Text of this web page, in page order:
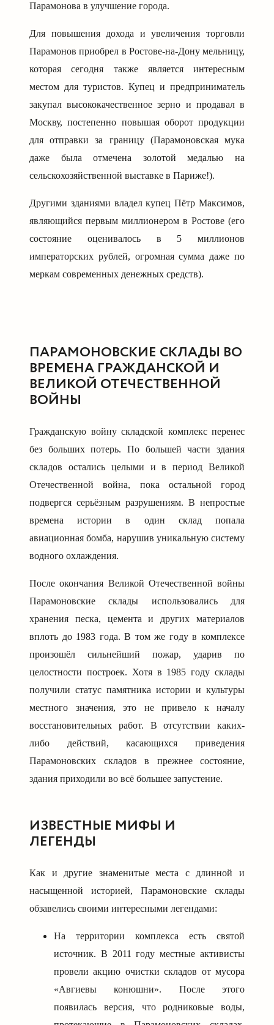
Парамонова в улучшение города.
Для повышения дохода и увеличения торговли
Парамонов приобрел в Ростове-на-Дону мельницу,
которая сегодня также является интересным
местом для туристов. Купец и предприниматель
закупал высококачественное зерно и продавал в
Москву, постепенно повышая оборот продукции
для отправки за границу (Парамоновская мука
даже была отмечена золотой медалью на
сельскохозяйственной выставке в Париже!).
Другими зданиями владел купец Пётр Максимов,
являющийся первым миллионером в Ростове (его
состояние оценивалось в 5 миллионов
императорских рублей, огромная сумма даже по
меркам современных денежных средств).
ПАРАМОНОВСКИЕ СКЛАДЫ ВО
ВРЕМЕНА ГРАЖДАНСКОЙ И
ВЕЛИКОЙ ОТЕЧЕСТВЕННОЙ
ВОЙНЫ
Гражданскую войну складской комплекс перенес
без больших потерь. По большей части здания
складов остались целыми и в период Великой
Отечественной война, пока остальной город
подвергся серьёзным разрушениям. В непростые
времена истории в один склад попала
авиационная бомба, нарушив уникальную систему
водного охлаждения.
После окончания Великой Отечественной войны
Парамоновские склады использовались для
хранения песка, цемента и других материалов
вплоть до 1983 года. В том же году в комплексе
произошёл сильнейший пожар, ударив по
целостности построек. Хотя в 1985 году склады
получили статус памятника истории и культуры
местного значения, это не привело к началу
восстановительных работ. В отсутствии каких-
либо действий, касающихся приведения
Парамоновских складов в прежнее состояние,
здания приходили во всё большее запустение.
ИЗВЕСТНЫЕ МИФЫ И
ЛЕГЕНДЫ
Как и другие знаменитые места с длинной и
насыщенной историей, Парамоновские склады
обзавелись своими интересными легендами:
На территории комплекса есть святой
источник. В 2011 году местные активисты
провели акцию очистки складов от мусора
«Авгиевы конюшни». После этого
появилась версия, что родниковые воды,